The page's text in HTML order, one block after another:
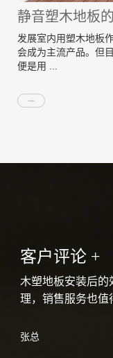
静音塑木地板
发展室内用塑木地板
会成为主流产品。但
便是用 ...
客户评论 +
木塑地板安装后的
理，销售服务也值
张总